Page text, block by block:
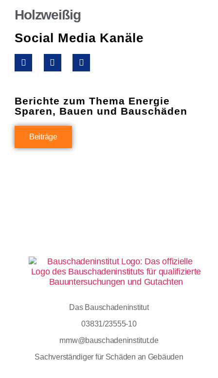
Holzweißig
Social Media Kanäle
Berichte zum Thema Energie
Sparen, Bauen und Bauschäden
Beiträge
Das Bauschadeninstitut
03831/23555-10
mmw@bauschadeninstitut.de
Sachverständiger für Schäden an Gebäuden